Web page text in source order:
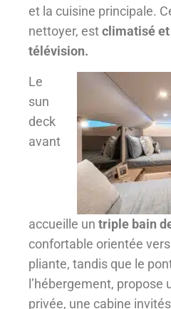
et la cuisine principale.
nettoyer, estclimatisé et
télévision.
Le
sun
deck
avant
accueille un triple bain
confortable orientée
pliante, tandis que le
l’hébergement, propose
privée, une cabine